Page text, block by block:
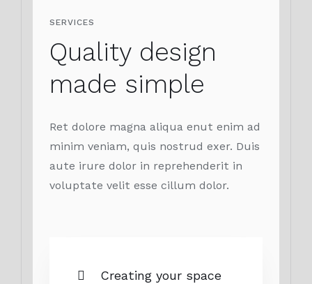
SERVICES
Quality design
made simple
Ret dolore magna aliqua enut enim ad
minim veniam, quis nostrud exer. Duis
aute irure dolor in reprehenderit in
voluptate velit esse cillum dolor.
Creating your space